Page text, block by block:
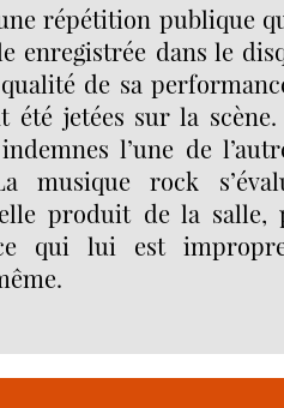
répétition publique
enregistrée dans le
de sa
été jetées sur la
l’une de
musique rock
produit de la salle,
qui lui est